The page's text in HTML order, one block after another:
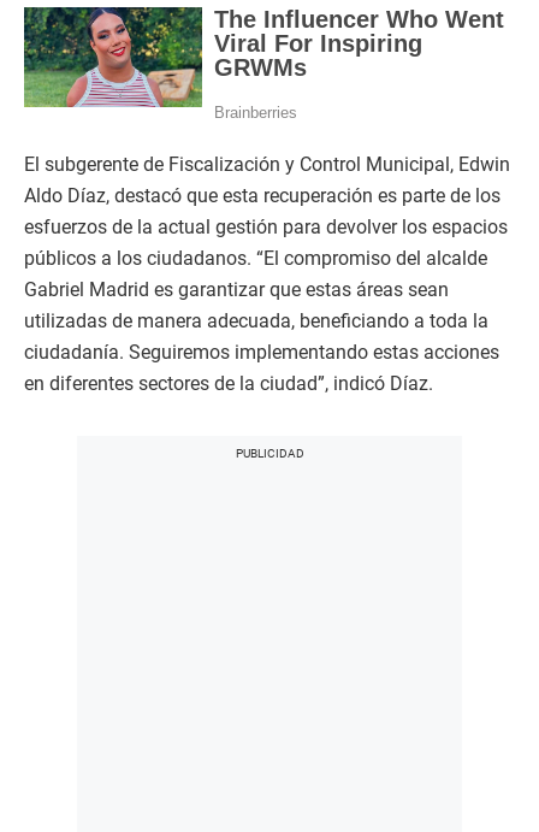
El subgerente de Fiscalización y Control Municipal, Edwin
Aldo Díaz, destacó que esta recuperación es parte de los
esfuerzos de la actual gestión para devolver los espacios
públicos a los ciudadanos. “El compromiso del alcalde
Gabriel Madrid es garantizar que estas áreas sean
utilizadas de manera adecuada, beneficiando a toda la
ciudadanía. Seguiremos implementando estas acciones
en diferentes sectores de la ciudad”, indicó Díaz.